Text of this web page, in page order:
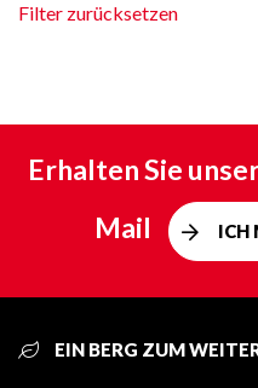
Filter zurücksetzen
Erhalten Sie
Mail
ICH
EIN BERG ZUM